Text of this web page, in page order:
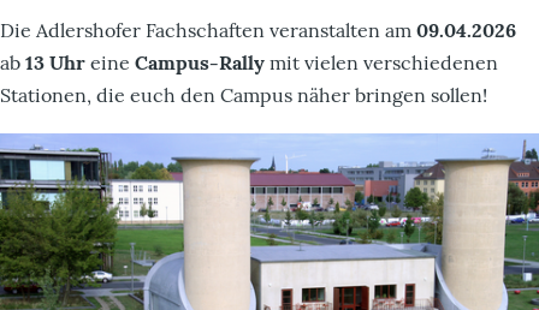
Die Adlershofer Fachschaften veranstalten am 09.04.2026
ab 13 Uhr eine Campus-Rally mit vielen verschiedenen
Stationen, die euch den Campus näher bringen sollen!
Bild